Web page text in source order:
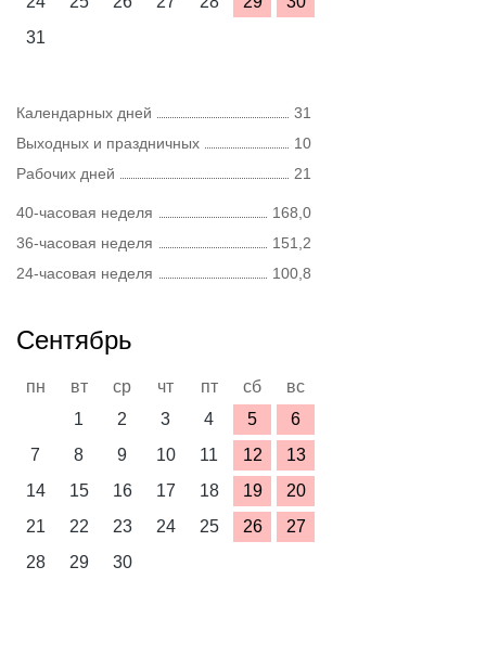
31
Календарных дней
31
Выходных и праздничных
10
Рабочих дней
21
40-часовая неделя
168,0
36-часовая неделя
151,2
24-часовая неделя
100,8
Сентябрь
пн вт ср чт пт сб
вс
1
2 3 4 5
6
7
8 9 10 11 12
13
14
15 16 17 18 19
20
21
22 23 24 25 26
27
28
29 30